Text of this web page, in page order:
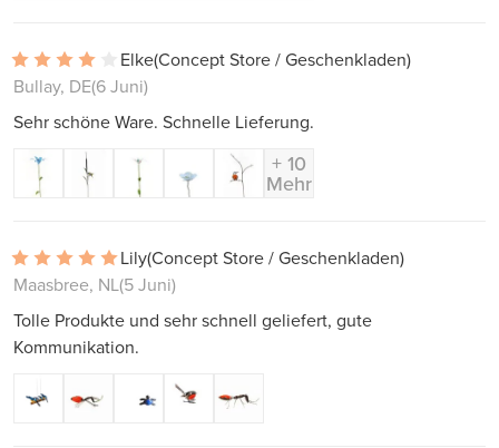
Elke(Concept Store / Geschenkladen)
Bullay, DE(6 Juni)
Sehr schöne Ware. Schnelle Lieferung.
+ 10
Mehr
Lily(Concept Store / Geschenkladen)
Maasbree, NL(5 Juni)
Tolle Produkte und sehr schnell geliefert, gute
Kommunikation.